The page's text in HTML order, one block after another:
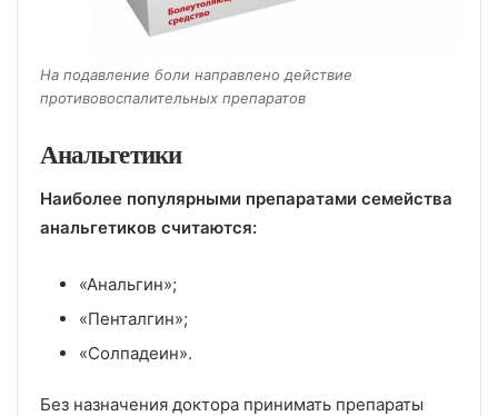
На подавление боли направлено действие
противовоспалительных препаратов
Анальгетики
Наиболее популярными препаратами семейства
анальгетиков считаются:
«Анальгин»;
«Пенталгин»;
«Солпадеин».
Без назначения доктора принимать препараты